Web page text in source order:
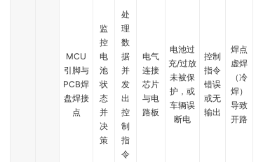
MCU
引脚与
PCB焊
盘焊接
点
监
控
电
池
状
态
并
决
策
处
理
数
据
并
发
出
控
制
指
令
电气
连接
芯片
与电
路板
电池过
充/过放
未被保
护，或
车辆误
断电
控制
指令
错误
或无
输出
焊点
虚焊
（冷
焊）
导致
开路